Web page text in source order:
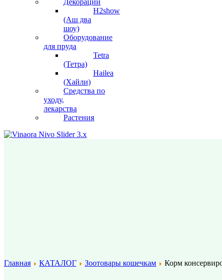
Декорации
H2show
(Аш два
шоу)
Оборудование
для пруда
Tetra
(Тетра)
Hailea
(Хайли)
Средства по
уходу,
лекарства
Растения
Главная КАТАЛОГ Зоотовары кошечкам Корм